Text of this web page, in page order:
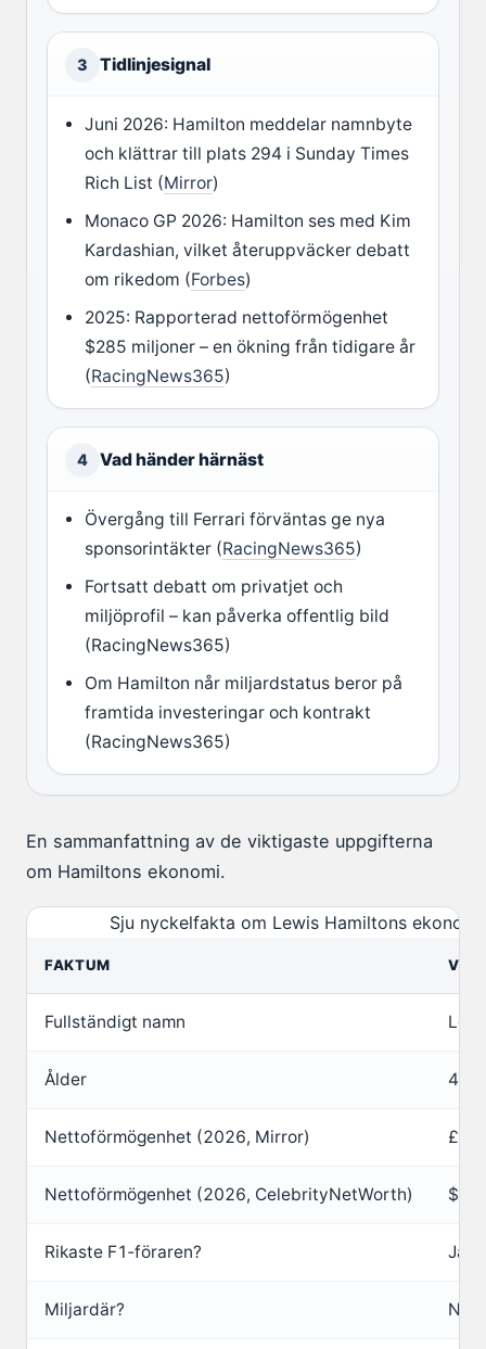
3 Tidlinjesignal
Juni 2026: Hamilton meddelar namnbyte
och klättrar till plats 294 i Sunday Times
Rich List (Mirror)
Monaco GP 2026: Hamilton ses med Kim
Kardashian, vilket återuppväcker debatt
om rikedom (Forbes)
2025: Rapporterad nettoförmögenhet
$285 miljoner – en ökning från tidigare år
(RacingNews365)
4 Vad händer härnäst
Övergång till Ferrari förväntas ge nya
sponsorintäkter (RacingNews365)
Fortsatt debatt om privatjet och
miljöprofil – kan påverka offentlig bild
(RacingNews365)
Om Hamilton når miljardstatus beror på
framtida investeringar och kontrakt
(RacingNews365)
En sammanfattning av de viktigaste uppgifterna
om Hamiltons ekonomi.
Sju nyckelfakta om Lewis Hamiltons
FAKTUM
Fullständigt namn
Ålder 40
Nettoförmögenhet (2026, Mirror)
Nettoförmögenhet (2026, CelebrityNetWorth)
Rikaste F1‑föraren? Ja
Miljardär? Nej